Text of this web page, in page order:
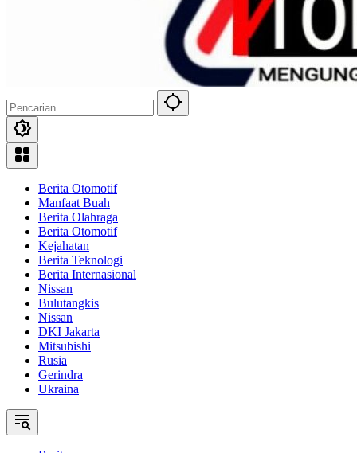
Berita Otomotif
Manfaat Buah
Berita Olahraga
Berita Otomotif
Kejahatan
Berita Teknologi
Berita Internasional
Nissan
Bulutangkis
Nissan
DKI Jakarta
Mitsubishi
Rusia
Gerindra
Ukraina